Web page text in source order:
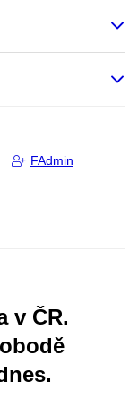
FAdmin
v ČR.